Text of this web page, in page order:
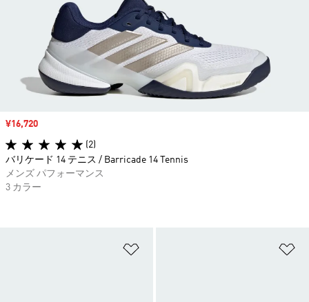
セール価格
¥16,720
(2)
バリケード 14 テニス / Barricade 14 Tennis
メンズ パフォーマンス
3 カラー